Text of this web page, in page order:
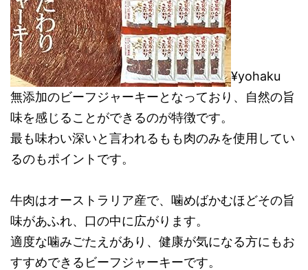
¥yohaku
無添加のビーフジャーキーとなっており、自然の旨
味を感じることができるのが特徴です。
最も味わい深いと言われるもも肉のみを使用してい
るのもポイントです。
牛肉はオーストラリア産で、噛めばかむほどその旨
味があふれ、口の中に広がります。
適度な噛みごたえがあり、健康が気になる方にもお
すすめできるビーフジャーキーです。